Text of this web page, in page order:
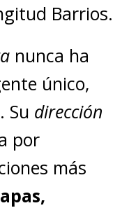
Barrios.
nunca ha
único,
Su dirección
por
más